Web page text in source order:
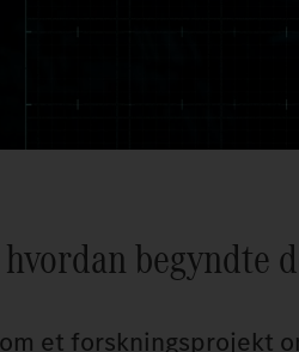
begyndte
et forskningsprojekt